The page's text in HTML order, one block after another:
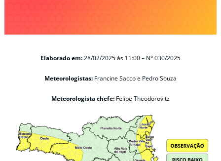
Elaborado em:28/02/2025 às 11:00 – N° 030/2025
Meteorologistas: Francine Sacco e Pedro Souza
Meteorologista chefe: Felipe Theodorovitz